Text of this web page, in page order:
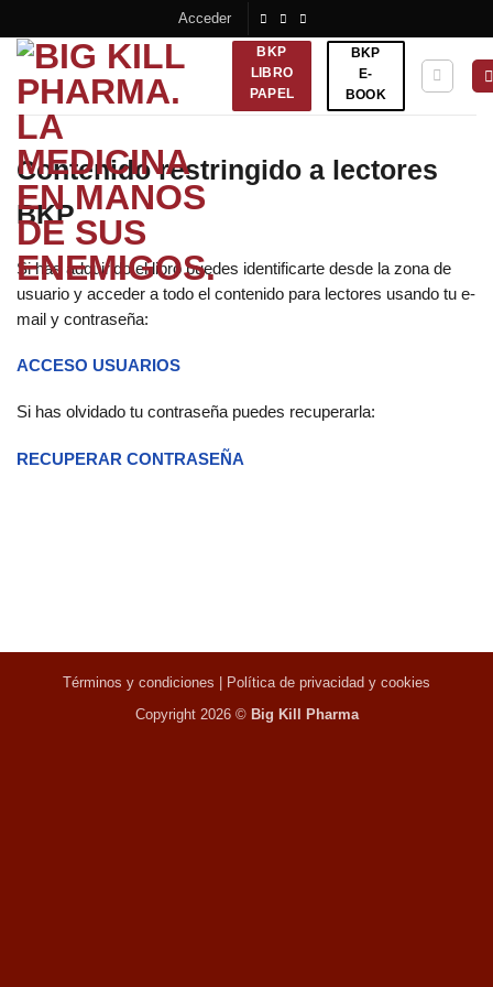
al
contenido
Acceder
BKP
LIBRO
PAPEL
BKP
E-
BOOK
Contenido restringido a lectores
BKP
Si has adquirido el libro puedes identificarte desde la zona de
usuario y acceder a todo el contenido para lectores usando tu e-
mail y contraseña:
ACCESO USUARIOS
Si has olvidado tu contraseña puedes recuperarla:
RECUPERAR CONTRASEÑA
Términos y condiciones
Política de privacidad y cookies
Copyright 2026 © Big Kill Pharma